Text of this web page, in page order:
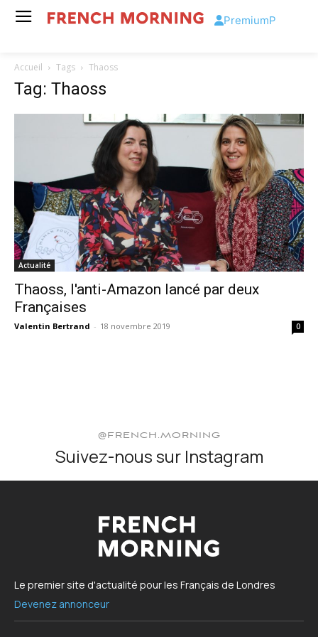
PremiumP
Accueil Tags Thaoss
Tag: Thaoss
Actualité
Thaoss, l'anti-Amazon lancé par deux
Françaises
Valentin Bertrand - 18 novembre 2019 0
@FRENCH.MORNING
Suivez-nous sur Instagram
Le premier site d'actualité pour les Français de Londres
Devenez annonceur